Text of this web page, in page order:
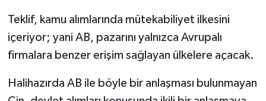
Teklif, kamu alımlarında mütekabiliyet ilkesini
içeriyor; yani AB, pazarını yalnızca Avrupalı
firmalara benzer erişim sağlayan ülkelere açacak.
Halihazırda AB ile böyle bir anlaşması bulunmayan